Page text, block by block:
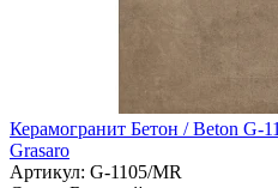
Керамогранит Бетон / Beton G-
Grasaro
Артикул: G-1105/MR